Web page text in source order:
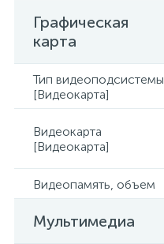
Графическая
карта
Тип видеоподсистемы
[Видеокарта]
Видеокарта
[Видеокарта]
Видеопамять, объем
Мультимедиа